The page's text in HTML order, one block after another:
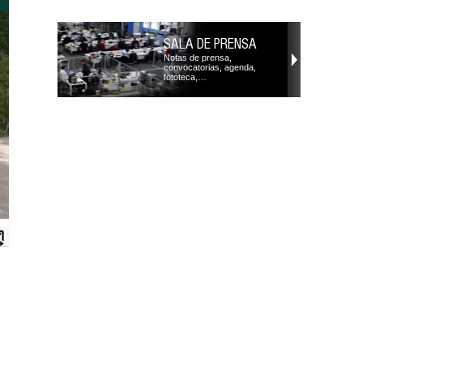
SALA DE PRENSA
Notas de prensa,
convocatorias, agenda,
fototeca,…